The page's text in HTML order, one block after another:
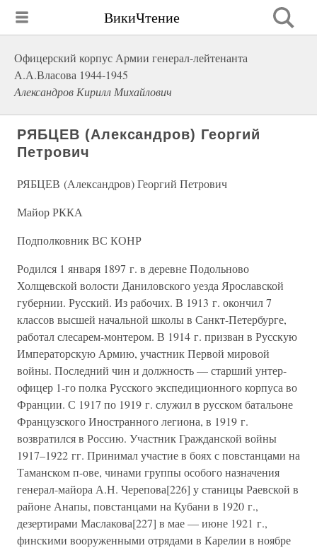
ВикиЧтение
Офицерский корпус Армии генерал-лейтенанта
А.А.Власова 1944-1945
Александров Кирилл Михайлович
РЯБЦЕВ (Александров) Георгий
Петрович
РЯБЦЕВ (Александров) Георгий Петрович
Майор РККА
Подполковник ВС КОНР
Родился 1 января 1897 г. в деревне Подольново
Холщевской волости Даниловского уезда Ярославской
губернии. Русский. Из рабочих. В 1913 г. окончил 7
классов высшей начальной школы в Санкт-Петербурге,
работал слесарем-монтером. В 1914 г. призван в Русскую
Императорскую Армию, участник Первой мировой
войны. Последний чин и должность — старший унтер-
офицер 1-го полка Русского экспедиционного корпуса во
Франции. С 1917 по 1919 г. служил в русском батальоне
Французского Иностранного легиона, в 1919 г.
возвратился в Россию. Участник Гражданской войны
1917–1922 гг. Принимал участие в боях с повстанцами на
Таманском п-ове, чинами группы особого назначения
генерал-майора А.Н. Черепова[226] у станицы Раевской в
районе Анапы, повстанцами на Кубани в 1920 г.,
дезертирами Маслакова[227] в мае — июне 1921 г.,
финскими вооруженными отрядами в Карелии в ноябре